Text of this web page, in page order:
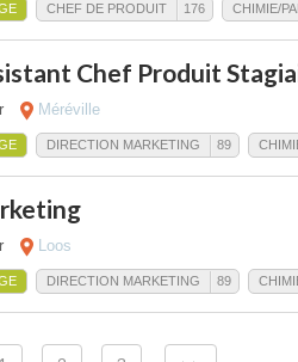
CHEF DE PRODUIT 176 CHIMIE/
Chef Produit
Méréville
DIRECTION MARKETING 89
Loos
DIRECTION MARKETING 89